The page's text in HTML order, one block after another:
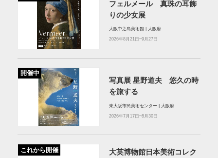
フェルメール 真珠の耳飾
りの少女展
大阪中之島美術館 | 大阪府
2026年8月21日~9月27日
開催中
写真展 星野道夫 悠久の時
を旅する
東大阪市民美術センター | 大阪府
2026年7月17日~8月30日
これから開催
大英博物館日本美術コレク